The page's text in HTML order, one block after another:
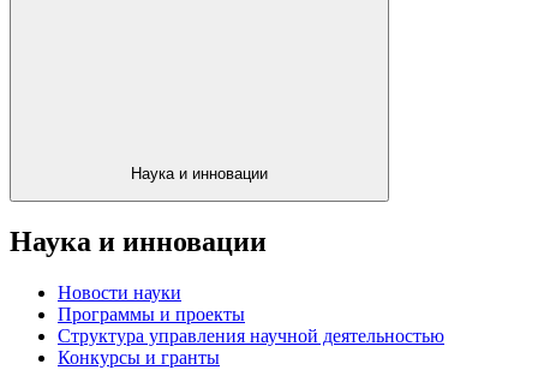
Наука и инновации
Наука и инновации
Новости науки
Программы и проекты
Структура управления научной деятельностью
Конкурсы и гранты